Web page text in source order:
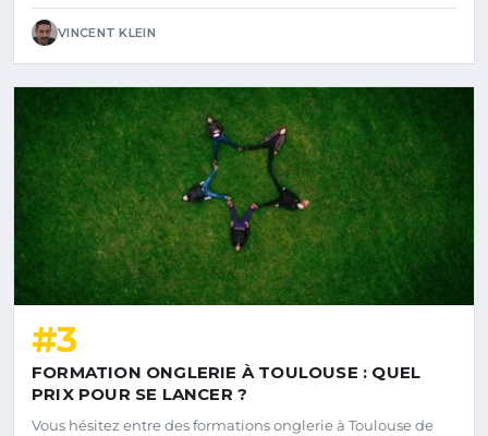
VINCENT KLEIN
#3
FORMATION ONGLERIE À TOULOUSE : QUEL
PRIX POUR SE LANCER ?
Vous hésitez entre des formations onglerie à Toulouse de